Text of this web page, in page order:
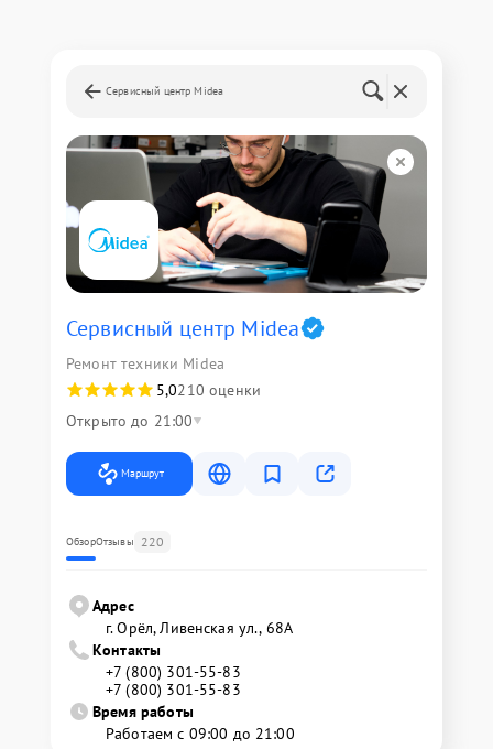
Сервисный центр Midea
Сервисный центр Midea
Ремонт техники Midea
5,0210 оценки
Открыто до 21:00
Маршрут
ОбзорОтзывы 220
Адрес
г. Орёл, Ливенская ул., 68А
Контакты
+7 (800) 301-55-83
+7 (800) 301-55-83
Время работы
Работаем с 09:00 до 21:00